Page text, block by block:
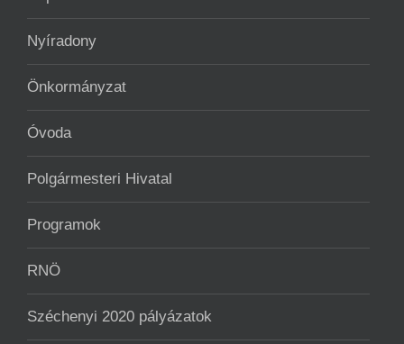
Nyíradony
Önkormányzat
Óvoda
Polgármesteri Hivatal
Programok
RNÖ
Széchenyi 2020 pályázatok